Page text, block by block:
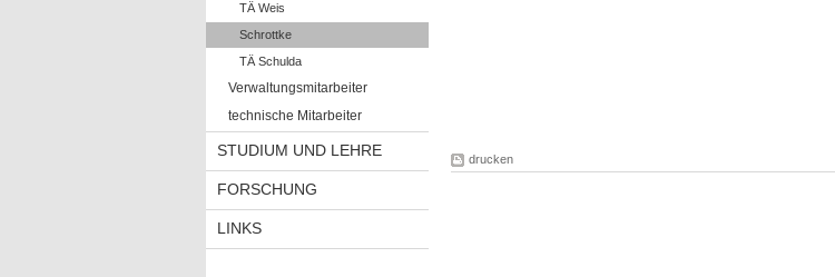
TÄ Weis
Schrottke
TÄ Schulda
Verwaltungsmitarbeiter
technische Mitarbeiter
STUDIUM UND LEHRE
FORSCHUNG
LINKS
drucken